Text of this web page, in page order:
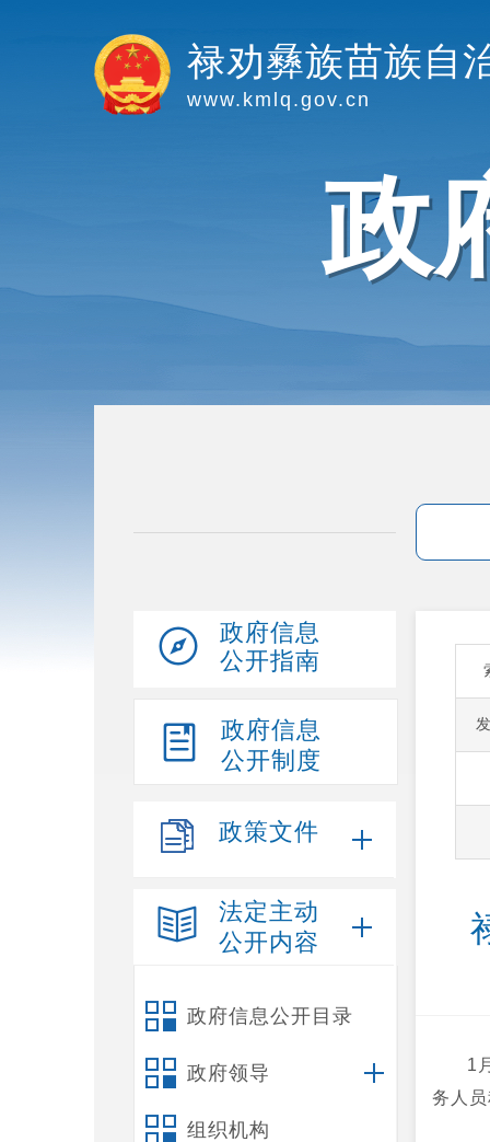
禄劝彝族苗族自
www.kmlq.gov.cn
政
政府信息
公开指南
政府信息
公开制度
政策文件
法定主动
公开内容
政府信息公开目录
政府领导
组织机构
1
务人